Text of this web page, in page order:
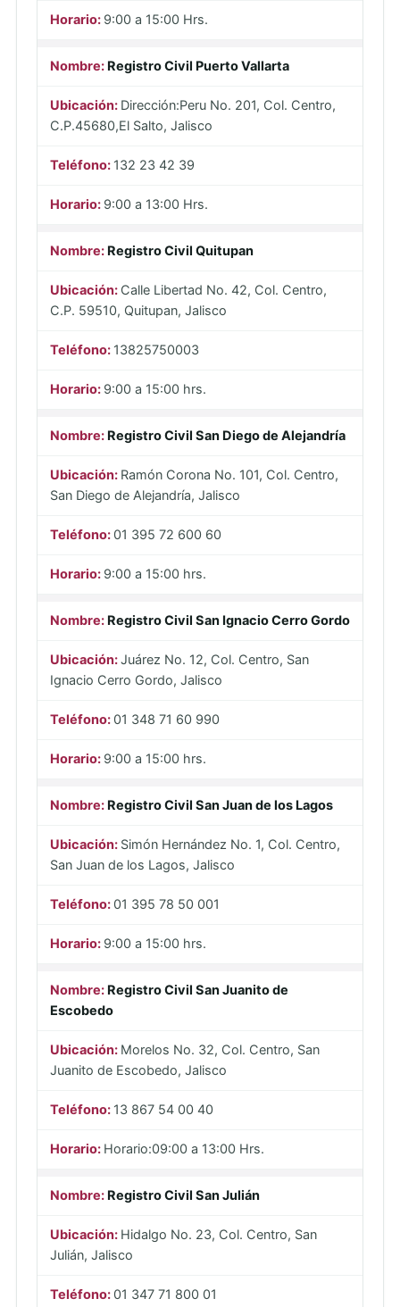
9:00 a 15:00 Hrs.
Registro Civil Puerto Vallarta
Dirección:Peru No. 201, Col. Centro,
C.P.45680,El Salto, Jalisco
132 23 42 39
9:00 a 13:00 Hrs.
Registro Civil Quitupan
Calle Libertad No. 42, Col. Centro,
C.P. 59510, Quitupan, Jalisco
13825750003
9:00 a 15:00 hrs.
Registro Civil San Diego de Alejandría
Ramón Corona No. 101, Col. Centro,
San Diego de Alejandría, Jalisco
01 395 72 600 60
9:00 a 15:00 hrs.
Registro Civil San Ignacio Cerro Gordo
Juárez No. 12, Col. Centro, San
Ignacio Cerro Gordo, Jalisco
01 348 71 60 990
9:00 a 15:00 hrs.
Registro Civil San Juan de los Lagos
Simón Hernández No. 1, Col. Centro,
San Juan de los Lagos, Jalisco
01 395 78 50 001
9:00 a 15:00 hrs.
Registro Civil San Juanito de
Escobedo
Morelos No. 32, Col. Centro, San
Juanito de Escobedo, Jalisco
13 867 54 00 40
Horario:09:00 a 13:00 Hrs.
Registro Civil San Julián
Hidalgo No. 23, Col. Centro, San
Julián, Jalisco
01 347 71 800 01